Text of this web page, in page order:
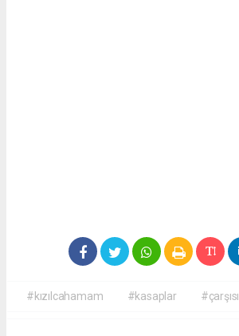
#kızılcahamam #kasaplar #çarşısı